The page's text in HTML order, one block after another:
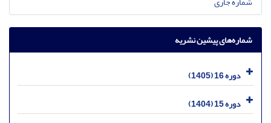
شماره‌های پیشین نشریه
دوره 16 (1405)
دوره 15 (1404)